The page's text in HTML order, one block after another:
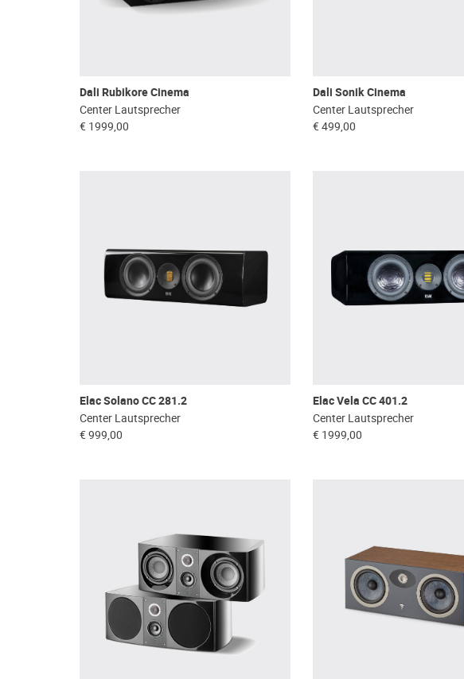
Dali Rubikore Cinema
Center Lautsprecher
€ 1999,00
Dali Sonik Cinema
Center Lautsprecher
€ 499,00
Elac Solano CC 281.2
Center Lautsprecher
€ 999,00
Elac Vela CC 401.2
Center Lautsprecher
€ 1999,00